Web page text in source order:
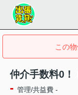
この
仲介手数料0！
- 管理/共益費 -